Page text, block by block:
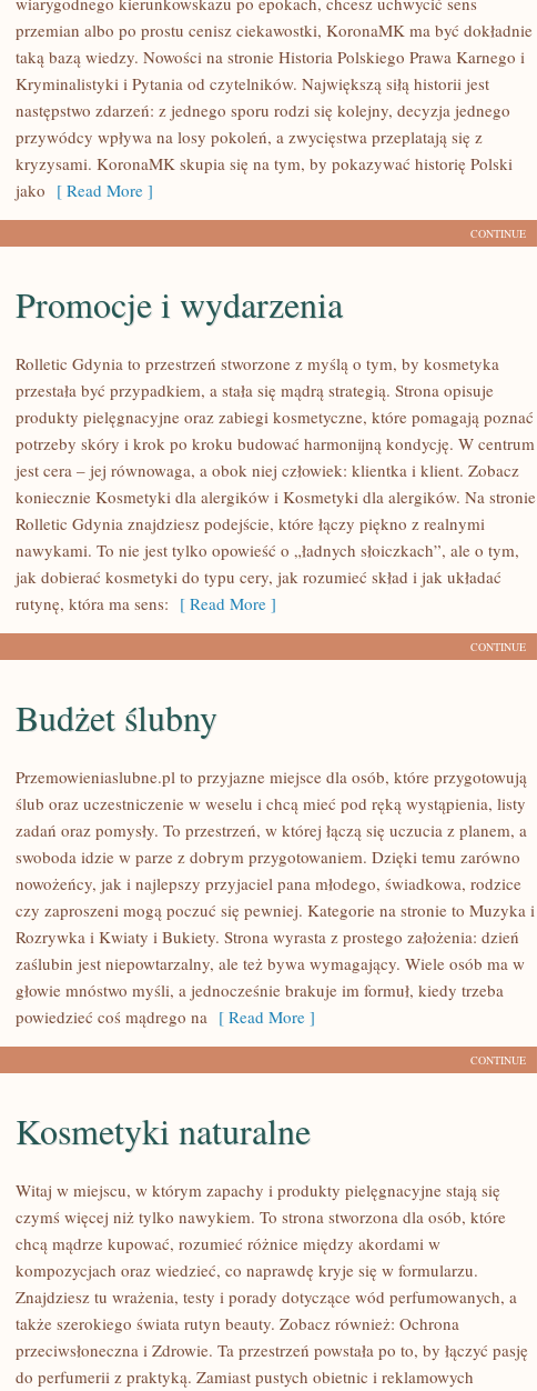
WOJNA
ŚWIATOWA
przemian albo po prostu cenisz ciekawostki, KoronaMK ma być dokładnie
taką bazą wiedzy. Nowości na stronie Historia Polskiego Prawa Karnego i
Kryminalistyki i Pytania od czytelników. Największą siłą historii jest
następstwo zdarzeń: z jednego sporu rodzi się kolejny, decyzja jednego
przywódcy wpływa na losy pokoleń, a zwycięstwa przeplatają się z
kryzysami. KoronaMK skupia się na tym, by pokazywać historię Polski
jako [ Read More ]
CONTINUE
PROMOCJE
WYDARZENIA
Promocje i wydarzenia
Rolletic Gdynia to przestrzeń stworzone z myślą o tym, by kosmetyka
przestała być przypadkiem, a stała się mądrą strategią. Strona opisuje
produkty pielęgnacyjne oraz zabiegi kosmetyczne, które pomagają poznać
potrzeby skóry i krok po kroku budować harmonijną kondycję. W centrum
jest cera – jej równowaga, a obok niej człowiek: klientka i klient. Zobacz
koniecznie Kosmetyki dla alergików i Kosmetyki dla alergików. Na stronie
Rolletic Gdynia znajdziesz podejście, które łączy piękno z realnymi
nawykami. To nie jest tylko opowieść o „ładnych słoiczkach”, ale o tym,
jak dobierać kosmetyki do typu cery, jak rozumieć skład i jak układać
rutynę, która ma sens: [ Read More ]
CONTINUE
BUDŻET
ŚLUBNY
Budżet ślubny
Przemowieniaslubne.pl to przyjazne miejsce dla osób, które przygotowują
ślub oraz uczestniczenie w weselu i chcą mieć pod ręką wystąpienia, listy
zadań oraz pomysły. To przestrzeń, w której łączą się uczucia z planem, a
swoboda idzie w parze z dobrym przygotowaniem. Dzięki temu zarówno
nowożeńcy, jak i najlepszy przyjaciel pana młodego, świadkowa, rodzice
czy zaproszeni mogą poczuć się pewniej. Kategorie na stronie to Muzyka i
Rozrywka i Kwiaty i Bukiety. Strona wyrasta z prostego założenia: dzień
zaślubin jest niepowtarzalny, ale też bywa wymagający. Wiele osób ma w
głowie mnóstwo myśli, a jednocześnie brakuje im formuł, kiedy trzeba
powiedzieć coś mądrego na [ Read More ]
CONTINUE
KOSMETYKI
NATURALNE
Kosmetyki naturalne
Witaj w miejscu, w którym zapachy i produkty pielęgnacyjne stają się
czymś więcej niż tylko nawykiem. To strona stworzona dla osób, które
chcą mądrze kupować, rozumieć różnice między akordami w
kompozycjach oraz wiedzieć, co naprawdę kryje się w formularzu.
Znajdziesz tu wrażenia, testy i porady dotyczące wód perfumowanych, a
także szerokiego świata rutyn beauty. Zobacz również: Ochrona
przeciwsłoneczna i Zdrowie. Ta przestrzeń powstała po to, by łączyć pasję
do perfumerii z praktyką. Zamiast pustych obietnic i reklamowych